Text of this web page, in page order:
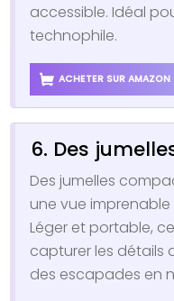
accessible. Idéal
technophile.
ACHETER SUR AMAZON
6. Des
Des jumelles
une vue
Léger et portable,
capturer les détails
des escapades en